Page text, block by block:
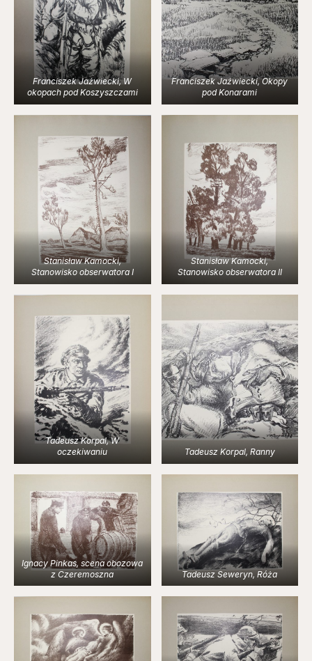
Franciszek Jaźwiecki, W
okopach pod Koszyszczami
Franciszek Jaźwiecki, Okopy
pod Konarami
Stanisław Kamocki,
Stanowisko obserwatora I
Stanisław Kamocki,
Stanowisko obserwatora II
Tadeusz Korpal, W
oczekiwaniu
Tadeusz Korpal, Ranny
Ignacy Pinkas, scena obozowa
z Czeremoszna
Tadeusz Seweryn, Róża